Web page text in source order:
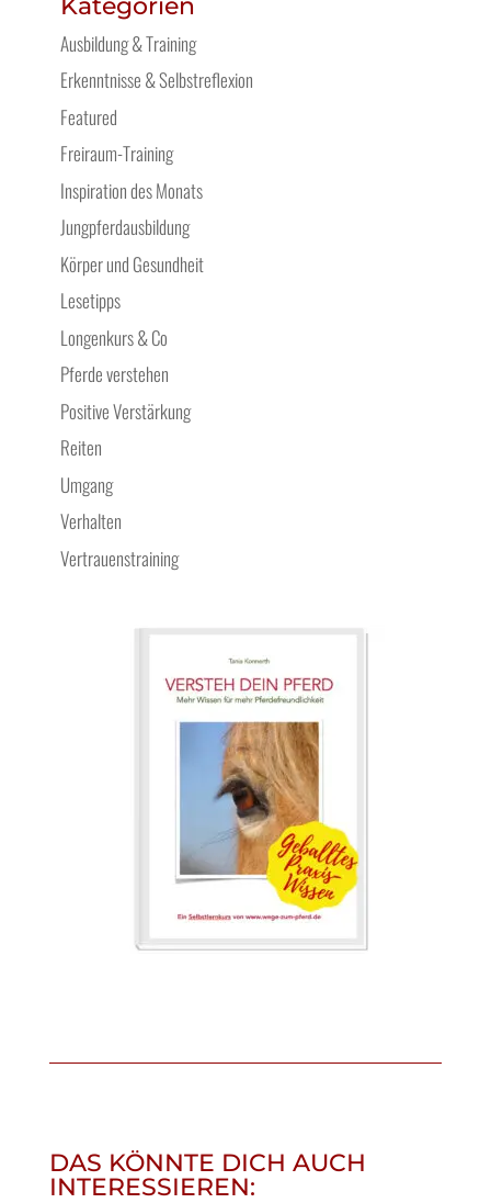
Ausbildung & Training
Erkenntnisse & Selbstreflexion
Featured
Freiraum-Training
Inspiration des Monats
Jungpferdausbildung
Körper und Gesundheit
Lesetipps
Longenkurs & Co
Pferde verstehen
Positive Verstärkung
Reiten
Umgang
Verhalten
Vertrauenstraining
DAS KÖNNTE DICH AUCH
INTERESSIEREN: